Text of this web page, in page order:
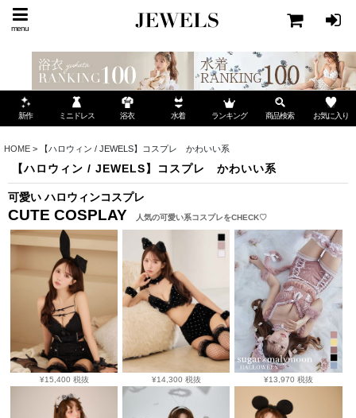
menu
新作 ミニドレス 浴衣 水着 ランキング 商品検索 お気に入り
HOME > 【ハロウィン / JEWELS】コスプレ かわいい系
【ハロウィン / JEWELS】コスプレ かわいい系
可愛い ハロウィンコスプレ
CUTE COSPLAY 人気の可愛い系コスプレをCHECK♡
¥15,400 税抜 ¥14,300 税抜 ¥13,970 税抜